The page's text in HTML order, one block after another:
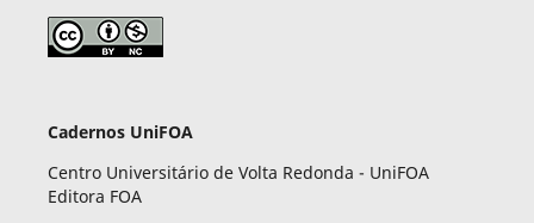
Cadernos UniFOA
Centro Universitário de Volta Redonda - UniFOA
Editora FOA